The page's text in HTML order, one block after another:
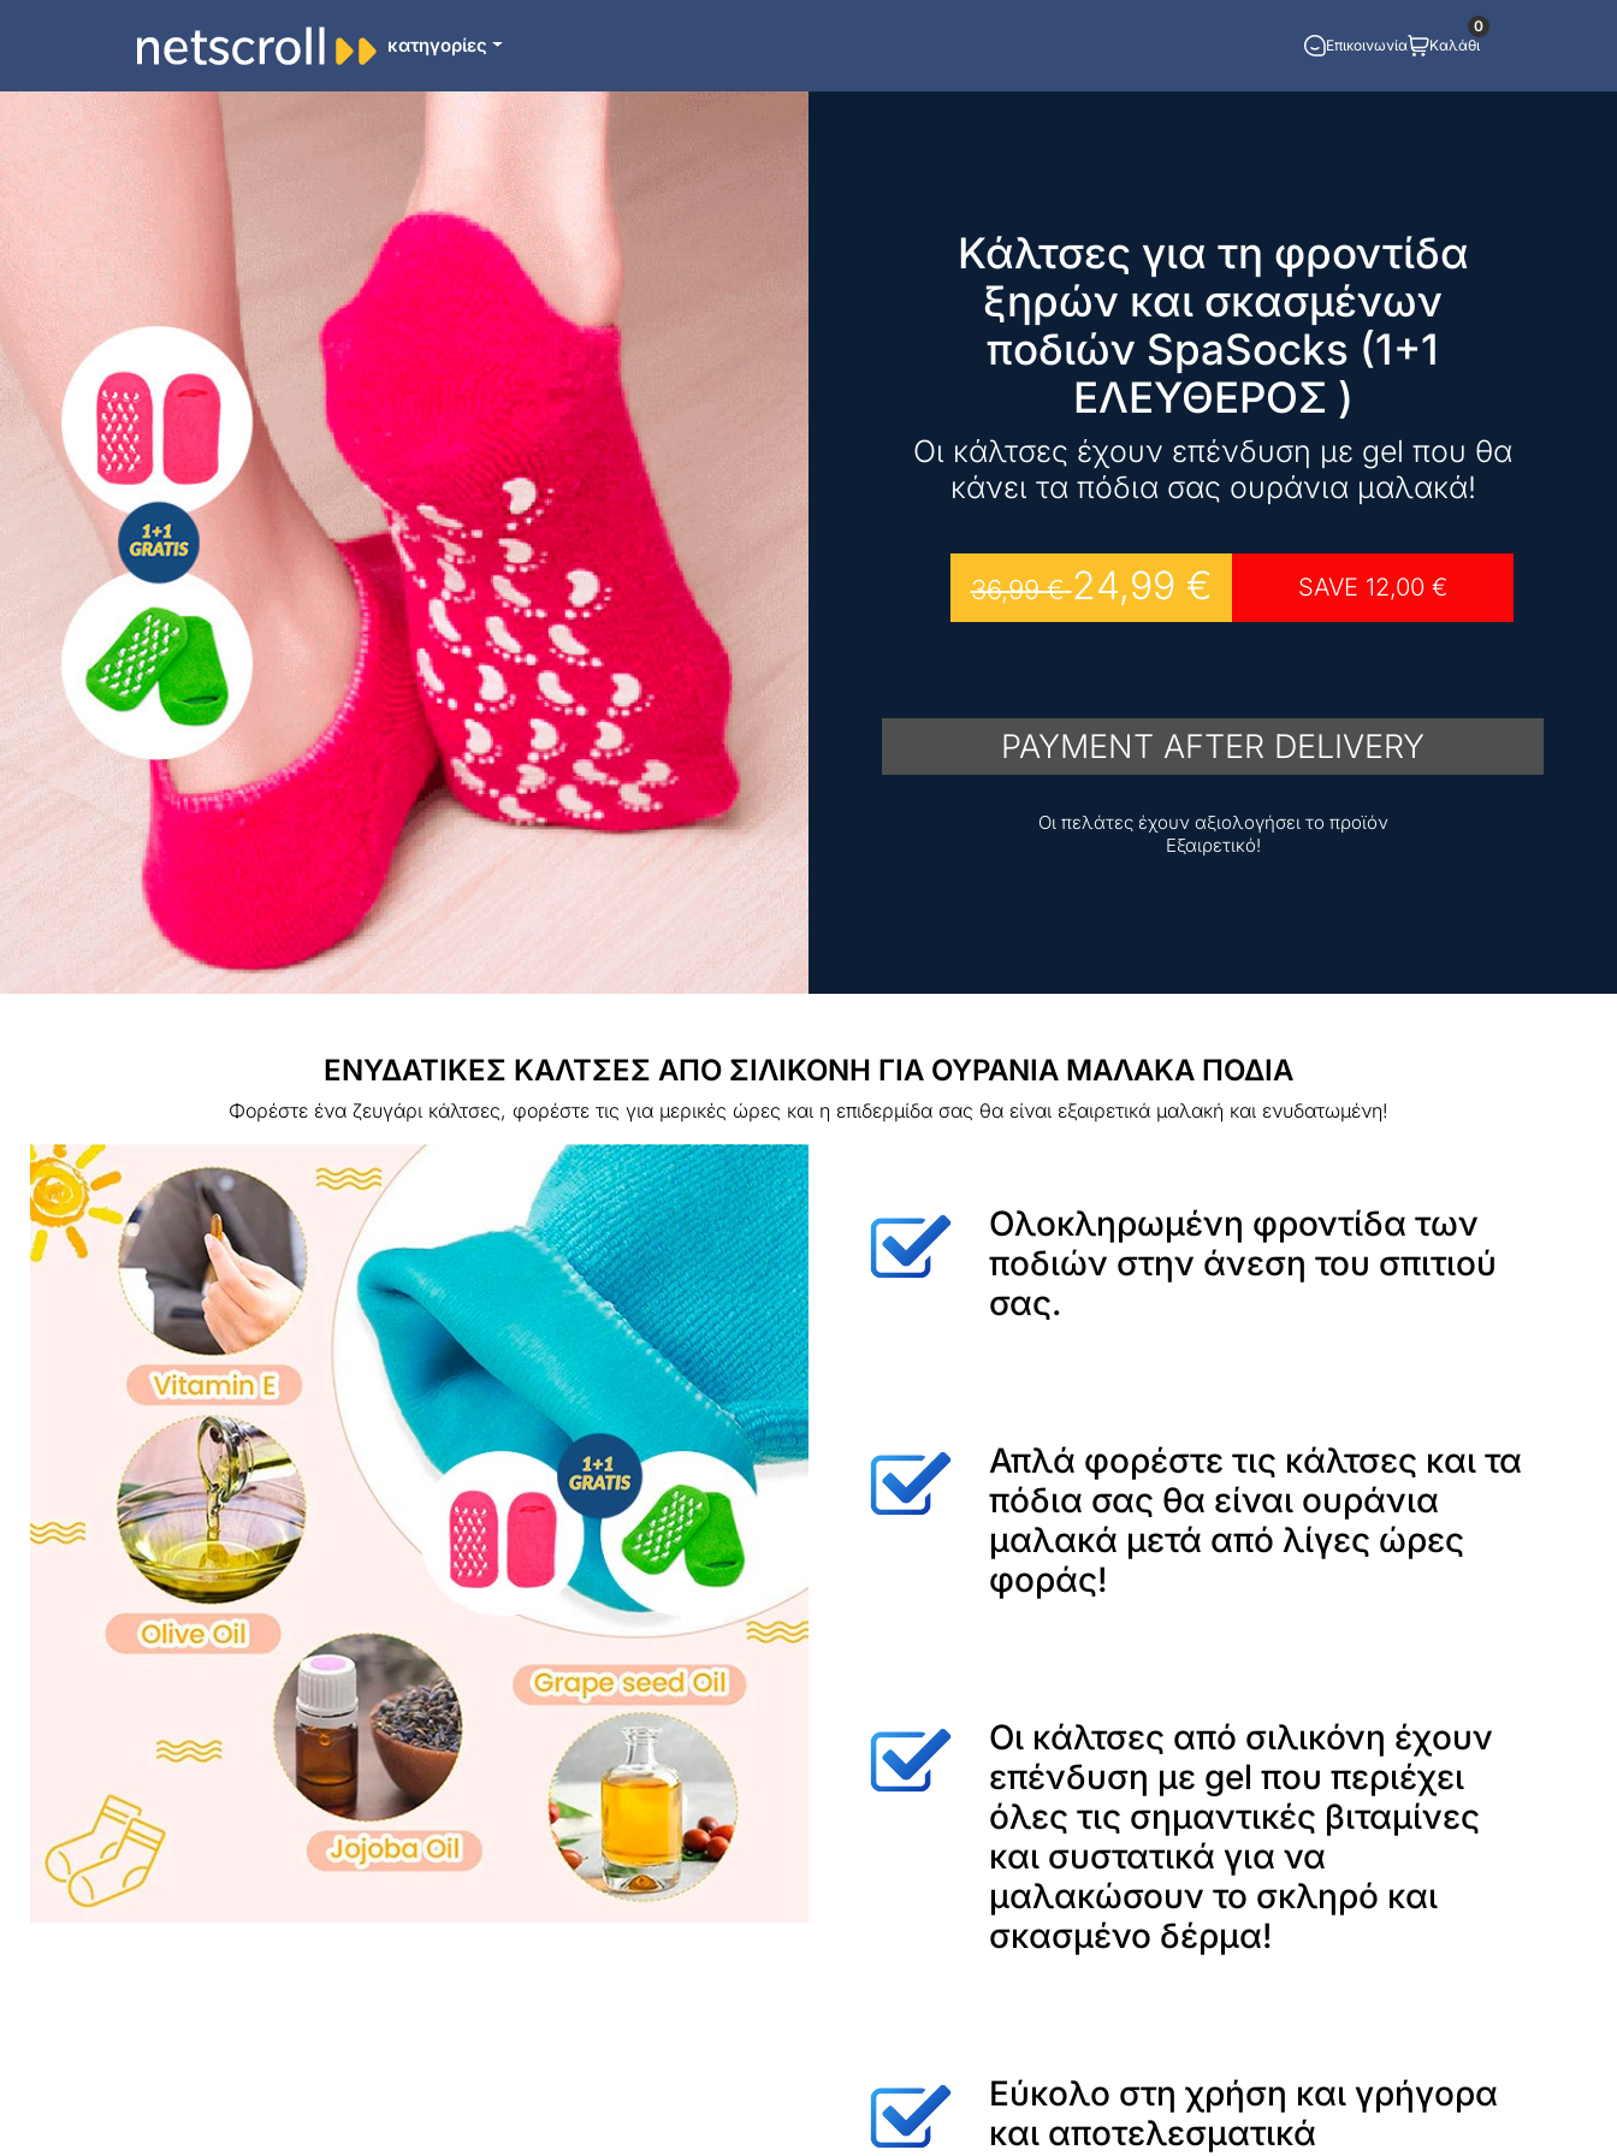
κατηγορίες Επικοινωνία Καλάθι
0
Κάλτσες για τη φροντίδα
ξηρών και σκασμένων
ποδιών SpaSocks (1+1
ΕΛΕΥΘΕΡΟΣ )
Οι κάλτσες έχουν επένδυση με gel που θα
κάνει τα πόδια σας ουράνια μαλακά!
36,99€ 24,99 € SAVE 12,00 €
PAYMENT AFTER DELIVERY
Οι πελάτες έχουν αξιολογήσει το προϊόν
Εξαιρετικό!
ΕΝΥΔΑΤΙΚΕΣ ΚΑΛΤΣΕΣ ΑΠΟ ΣΙΛΙΚΟΝΗ ΓΙΑ ΟΥΡΑΝΙΑ ΜΑΛΑΚΑ ΠΟΔΙΑ
Φορέστε ένα ζευγάρι κάλτσες, φορέστε τις για μερικές ώρες και η επιδερμίδα σας θα είναι εξαιρετικά μαλακή και ενυδατωμένη!
Ολοκληρωμένη φροντίδα των
ποδιών στην άνεση του σπιτιού
σας.
Απλά φορέστε τις κάλτσες και τα
πόδια σας θα είναι ουράνια
μαλακά μετά από λίγες ώρες
φοράς!
Οι κάλτσες από σιλικόνη έχουν
επένδυση με gel που περιέχει
όλες τις σημαντικές βιταμίνες
και συστατικά για να
μαλακώσουν το σκληρό και
σκασμένο δέρμα!
Εύκολο στη χρήση και γρήγορα
και αποτελεσματικά